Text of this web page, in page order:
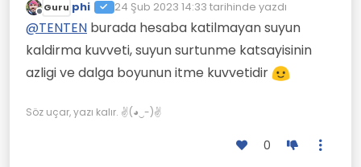
@TENTENneden ruzgar hizindan uc kat
Bİlsem burada sormazdım.
Fizik profesörü bile iddiaya girip kaybetti.
Çevrimdışı
Guru phi 24 Şub 2023 14:33 tarihinde yazdı
Son düzenleyen:
@TENTEN burada hesaba katilmayan suyun
kaldirma kuvveti, suyun surtunme katsayisinin
azligi ve dalga boyunun itme kuvvetidir
Söz uçar, yazı kalır. ✌(◕‿-)✌
0